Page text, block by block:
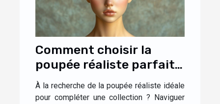
Comment choisir la
poupée réaliste parfaite
pour votre collection ?
À la recherche de la poupée réaliste idéale
pour compléter une collection ? Naviguer